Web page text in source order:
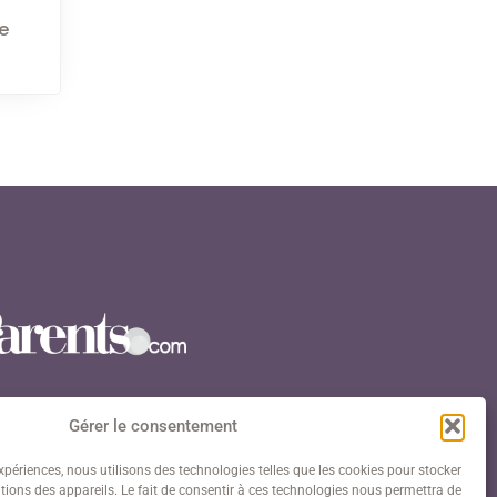
Gérer le consentement
nous utilisons des technologies telles que les cookies pour stocker
des appareils. Le fait de consentir à ces technologies nous permettra de